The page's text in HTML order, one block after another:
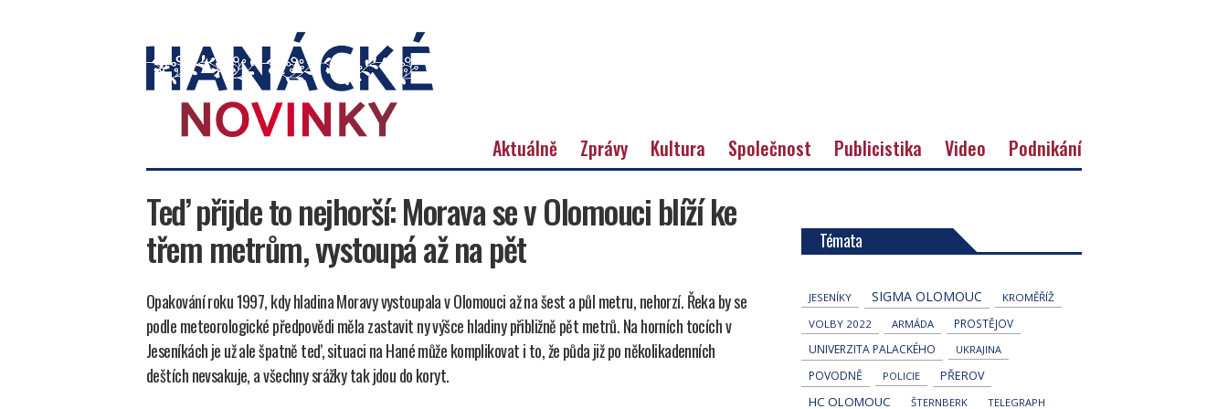
novinky
Aktuálně Zprávy Kultura Společnost Publicistika Video Podnikání
Teď přijde to nejhorší: Morava se v Olomouci blíží ke
třem metrům, vystoupá až na pět
Opakování roku 1997, kdy hladina Moravy vystoupala v Olomouci až na šest a půl metru, nehorzí. Řeka by se
podle meteorologické předpovědi měla zastavit ny výšce hladiny přibližně pět metrů. Na horních tocích v
Jeseníkách je už ale špatně teď, situaci na Hané může komplikovat i to, že půda již po několikadenních
deštích nevsakuje, a všechny srážky tak jdou do koryt.
Témata
JESENÍKY SIGMA OLOMOUC
KROMĚŘÍŽ
VOLBY 2022
ARMÁDA PROSTĚJOV
UNIVERZITA PALACKÉHO UKRAJINA
POVODNĚ POLICIE PŘEROV
HC OLOMOUC ŠTERNBERK TELEGRAPH